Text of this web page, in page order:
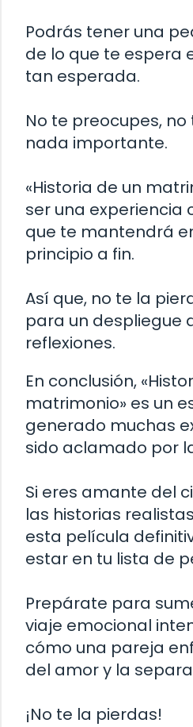
Podrás tener una
de lo que te espera
tan esperada.
No te preocupes,
nada importante.
«Historia de un
ser una experiencia
que te mantendrá
principio a fin.
Así que, no te la
para un despliegue
reflexiones.
En conclusión,
matrimonio» es un
generado muchas
sido aclamado por
Si eres amante del
las historias
esta película
estar en tu lista de
Prepárate para
viaje emocional
cómo una pareja
del amor y la
¡No te la pierdas!